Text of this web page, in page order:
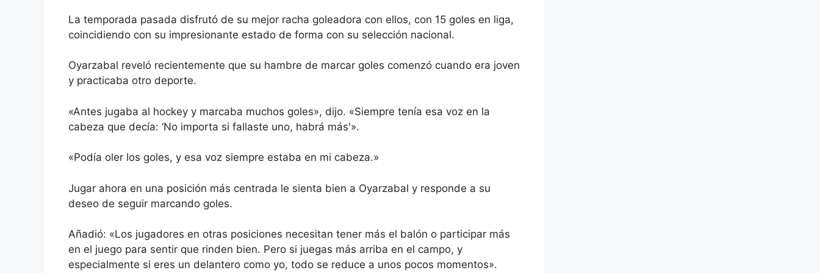
La temporada pasada disfrutó de su mejor racha goleadora con ellos, con 15 goles en liga,
coincidiendo con su impresionante estado de forma con su selección nacional.
Oyarzabal reveló recientemente que su hambre de marcar goles comenzó cuando era joven
y practicaba otro deporte.
«Antes jugaba al hockey y marcaba muchos goles», dijo. «Siempre tenía esa voz en la
cabeza que decía: ‘No importa si fallaste uno, habrá más'».
«Podía oler los goles, y esa voz siempre estaba en mi cabeza.»
Jugar ahora en una posición más centrada le sienta bien a Oyarzabal y responde a su
deseo de seguir marcando goles.
Añadió: «Los jugadores en otras posiciones necesitan tener más el balón o participar más
en el juego para sentir que rinden bien. Pero si juegas más arriba en el campo, y
especialmente si eres un delantero como yo, todo se reduce a unos pocos momentos».